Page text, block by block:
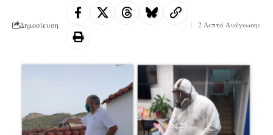
Δημοσίευση 2 Λεπτά Ανάγνωσης